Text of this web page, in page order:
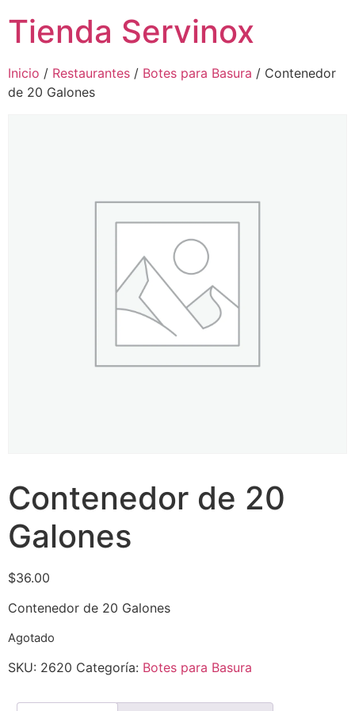
Tienda Servinox
Inicio / Restaurantes / Botes para Basura / Contenedor
de 20 Galones
Contenedor de 20
Galones
$36.00
Contenedor de 20 Galones
Agotado
SKU: 2620 Categoría: Botes para Basura